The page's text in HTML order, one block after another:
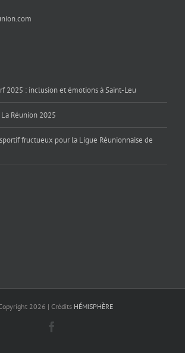
2025 : inclusion et émotions à Saint-Leu
Réunion 2025
fructueux pour la Ligue Réunionnaise de
2026 | Crédits HÉMISPHÈRE